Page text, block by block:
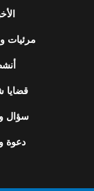
مرئيات
قضايا
سؤال
دعوة